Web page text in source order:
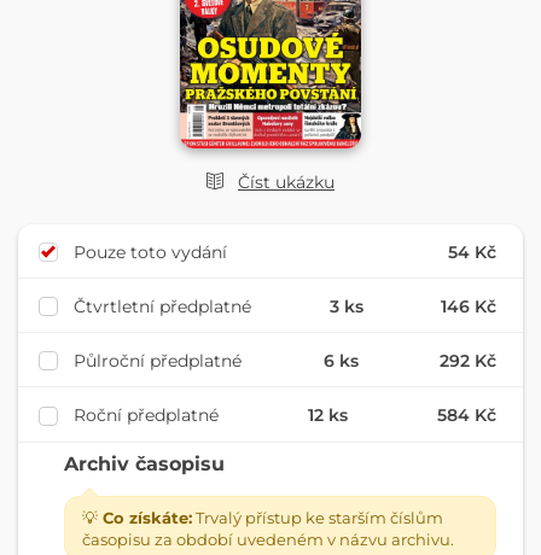
Číst ukázku
Pouze toto vydání 54 Kč
Čtvrtletní předplatné 3 ks 146 Kč
Půlroční předplatné 6 ks 292 Kč
Roční předplatné 12 ks 584 Kč
Archiv časopisu
💡 Co získáte:Trvalý přístup ke starším číslům
časopisu za období uvedeném v názvu archivu.